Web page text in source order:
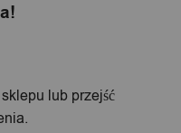
lub przejść